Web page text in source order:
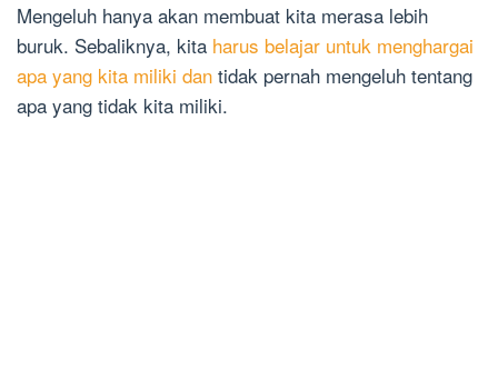
Mengeluh hanya akan membuat kita merasa lebih
buruk. Sebaliknya, kita harus belajar untuk menghargai
apa yang kita miliki dan tidak pernah mengeluh tentang
apa yang tidak kita miliki.